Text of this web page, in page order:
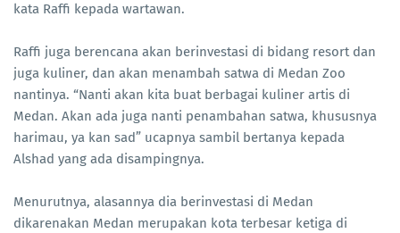
kata Raffi kepada wartawan.
Raffi juga berencana akan berinvestasi di bidang resort dan
juga kuliner, dan akan menambah satwa di Medan Zoo
nantinya. “Nanti akan kita buat berbagai kuliner artis di
Medan. Akan ada juga nanti penambahan satwa, khususnya
harimau, ya kan sad” ucapnya sambil bertanya kepada
Alshad yang ada disampingnya.
Menurutnya, alasannya dia berinvestasi di Medan
dikarenakan Medan merupakan kota terbesar ketiga di